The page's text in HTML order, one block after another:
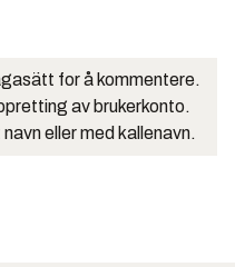
for å kommentere.
av brukerkonto.
eller med kallenavn.